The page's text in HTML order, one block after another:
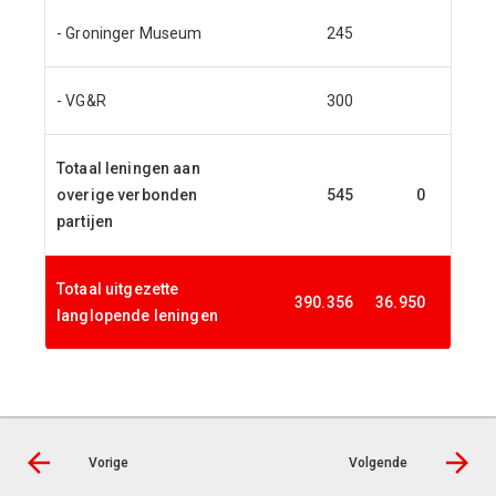
- Groninger Museum 245
- VG&R 300
Totaal leningen aan
overige verbonden
partijen
545 0
Totaal uitgezette
langlopende leningen
390.356 36.950
Vorige Volgende